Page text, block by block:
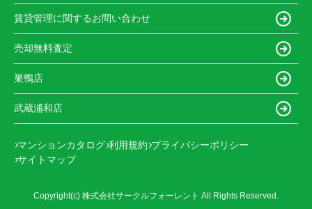
賃貸管理に関するお問い合わせ
売却無料査定
巣鴨店
武蔵浦和店
マンションカタログ 利用規約 プライバシーポリシー
サイトマップ
Copyright(c) 株式会社サークルフォーレント All Rights Reserved.